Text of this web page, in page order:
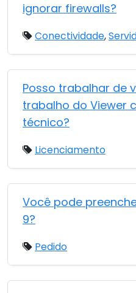
ignorar firewalls?
Conectividade,
Posso trabalhar de
trabalho do Viewer
técnico?
Licenciamento
Você pode
9?
Pedido